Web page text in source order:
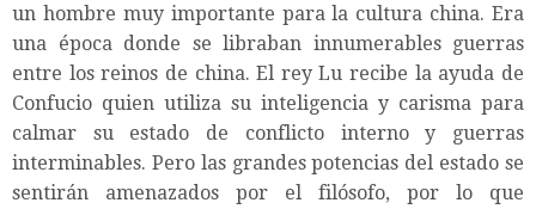
un hombre muy importante para la cultura china. Era
una época donde se libraban innumerables guerras
entre los reinos de china. El rey Lu recibe la ayuda de
Confucio quien utiliza su inteligencia y carisma para
calmar su estado de conflicto interno y guerras
interminables. Pero las grandes potencias del estado se
sentirán amenazados por el filósofo, por lo que